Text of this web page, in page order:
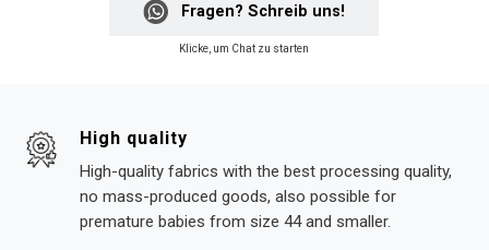
Fragen? Schreib uns!
Klicke, um Chat zu starten
High quality
High-quality fabrics with the best processing quality,
no mass-produced goods, also possible for
premature babies from size 44 and smaller.